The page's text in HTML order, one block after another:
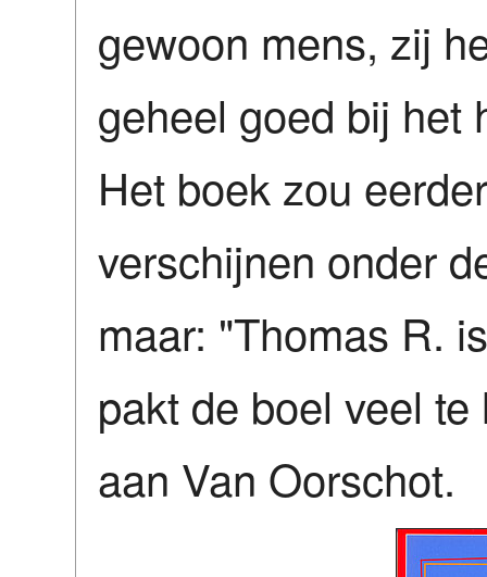
gewoon mens, zij
geheel goed bij het
Het boek zou
verschijnen onder
maar: "Thomas R.
pakt de boel veel
aan Van Oorschot.